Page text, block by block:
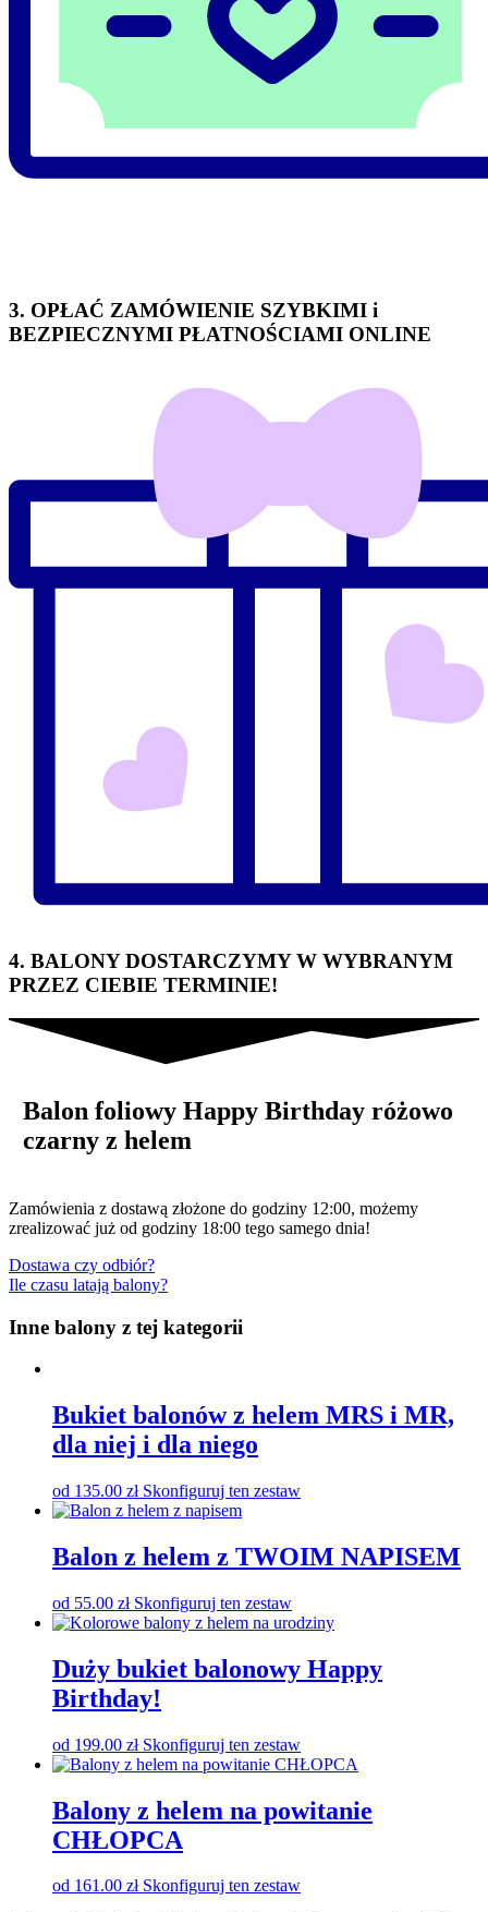
3. OPŁAĆ ZAMÓWIENIE SZYBKIMI i
BEZPIECZNYMI PŁATNOŚCIAMI ONLINE
4. BALONY DOSTARCZYMY W WYBRANYM
PRZEZ CIEBIE TERMINIE!
Balon foliowy Happy Birthday różowo
czarny z helem
Zamówienia z dostawą złożone do godziny 12:00, możemy
zrealizować już od godziny 18:00 tego samego dnia!
Dostawa czy odbiór?
Ile czasu latają balony?
Inne balony z tej kategorii
Bukiet balonów z helem MRS i MR,
dla niej i dla niego
od 135.00 zł Skonfiguruj ten zestaw
Balon z helem z TWOIM NAPISEM
od 55.00 zł Skonfiguruj ten zestaw
Duży bukiet balonowy Happy
Birthday!
od 199.00 zł Skonfiguruj ten zestaw
Balony z helem na powitanie
CHŁOPCA
od 161.00 zł Skonfiguruj ten zestaw